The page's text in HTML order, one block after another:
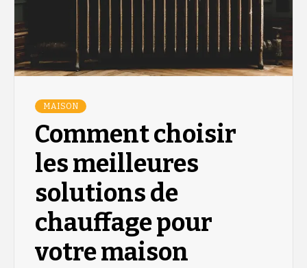
MAISON
Comment choisir
les meilleures
solutions de
chauffage pour
votre maison